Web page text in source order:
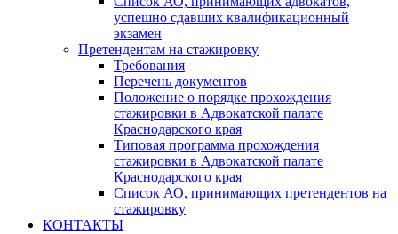
успешно сдавших квалификационный
экзамен
Претендентам на стажировку
Требования
Перечень документов
Положение о порядке прохождения
стажировки в Адвокатской палате
Краснодарского края
Типовая программа прохождения
стажировки в Адвокатской палате
Краснодарского края
Список АО, принимающих претендентов на
стажировку
КОНТАКТЫ